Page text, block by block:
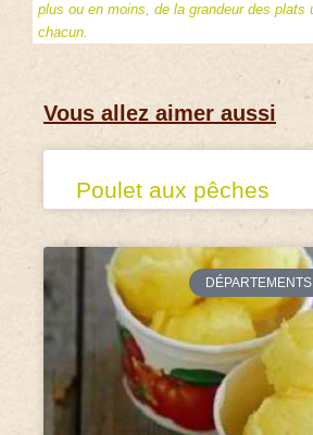
plus ou en moins, de la grandeur des plats
chacun.
Vous allez aimer aussi
Poulet aux pêches